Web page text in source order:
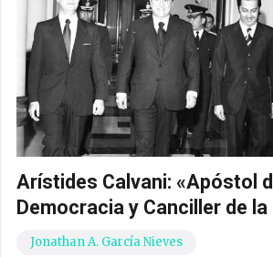
Arístides Calvani: «Apóstol
Democracia y Canciller de la
Jonathan A. García Nieves